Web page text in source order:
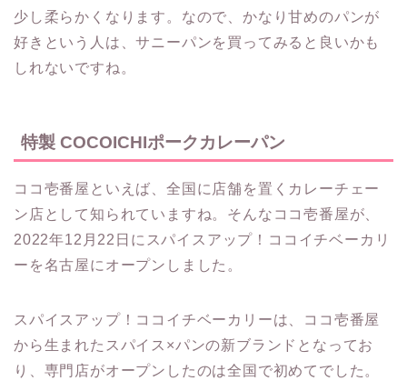
少し柔らかくなります。なので、かなり甘めのパンが
好きという人は、サニーパンを買ってみると良いかも
しれないですね。
特製 COCOICHIポークカレーパン
ココ壱番屋といえば、全国に店舗を置くカレーチェー
ン店として知られていますね。そんなココ壱番屋が、
2022年12月22日にスパイスアップ！ココイチベーカリ
ーを名古屋にオープンしました。
スパイスアップ！ココイチベーカリーは、ココ壱番屋
から生まれたスパイス×パンの新ブランドとなってお
り、専門店がオープンしたのは全国で初めてでした。